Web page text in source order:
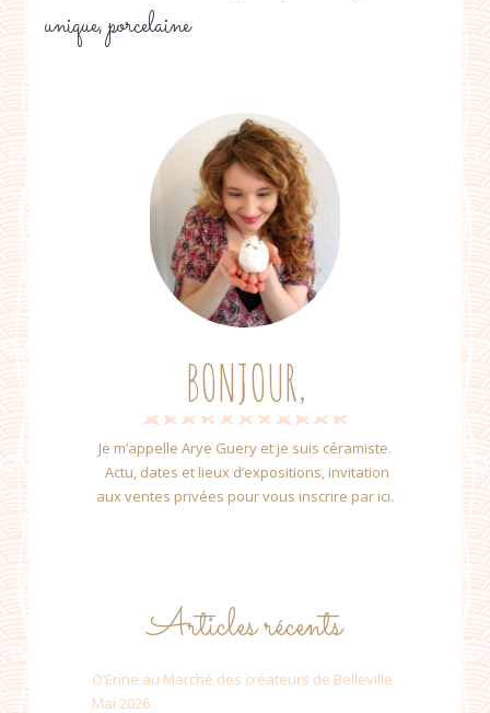
unique, porcelaine
BONJOUR,
Je m’appelle Arye Guery et je suis céramiste.
Actu, dates et lieux d’expositions, invitation
aux ventes privées pour vous inscrire par ici.
Articles récents
O’Erine au Marché des créateurs de Belleville
Mai 2026